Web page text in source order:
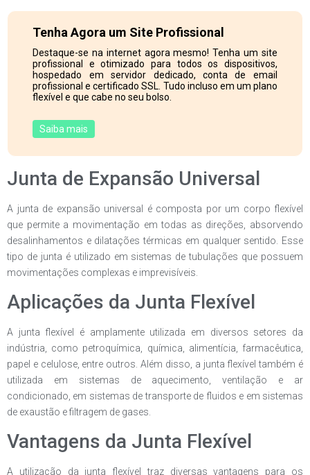
Tenha Agora um Site Profissional
Destaque-se na internet agora mesmo! Tenha um site
profissional e otimizado para todos os dispositivos,
hospedado em servidor dedicado, conta de email
profissional e certificado SSL. Tudo incluso em um plano
flexível e que cabe no seu bolso.
Saiba mais
Junta de Expansão Universal
A junta de expansão universal é composta por um corpo flexível
que permite a movimentação em todas as direções, absorvendo
desalinhamentos e dilatações térmicas em qualquer sentido. Esse
tipo de junta é utilizado em sistemas de tubulações que possuem
movimentações complexas e imprevisíveis.
Aplicações da Junta Flexível
A junta flexível é amplamente utilizada em diversos setores da
indústria, como petroquímica, química, alimentícia, farmacêutica,
papel e celulose, entre outros. Além disso, a junta flexível também é
utilizada em sistemas de aquecimento, ventilação e ar
condicionado, em sistemas de transporte de fluidos e em sistemas
de exaustão e filtragem de gases.
Vantagens da Junta Flexível
A utilização da junta flexível traz diversas vantagens para os